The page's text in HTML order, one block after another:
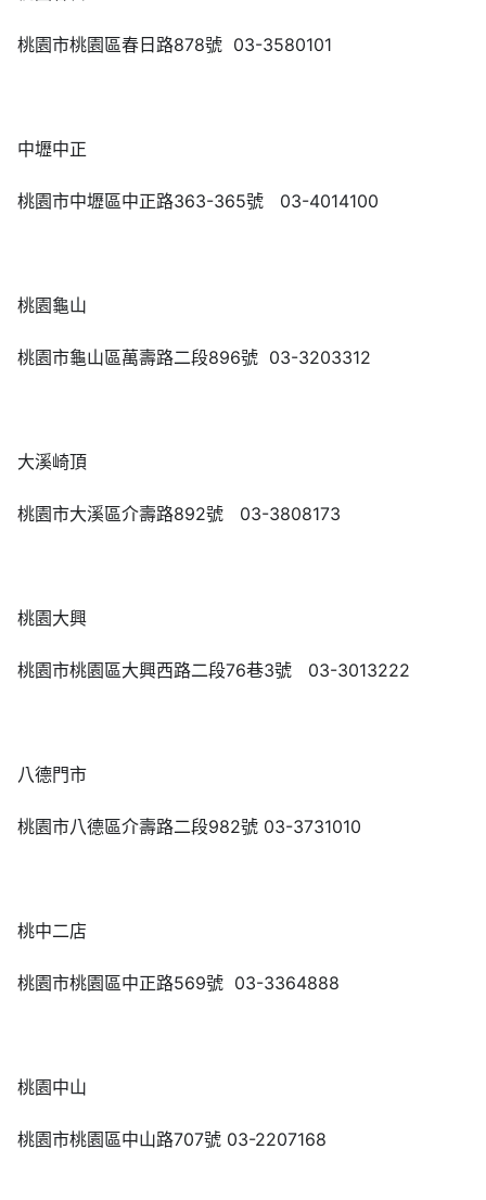
桃園市桃園區春日路878號 03-3580101
中壢中正
桃園市中壢區中正路363-365號 03-4014100
桃園龜山
桃園市龜山區萬壽路二段896號 03-3203312
大溪崎頂
桃園市大溪區介壽路892號 03-3808173
桃園大興
桃園市桃園區大興西路二段76巷3號 03-3013222
八德門市
桃園市八德區介壽路二段982號 03-3731010
桃中二店
桃園市桃園區中正路569號 03-3364888
桃園中山
桃園市桃園區中山路707號 03-2207168